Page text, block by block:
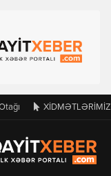
XİDMƏTLƏRİMİZ